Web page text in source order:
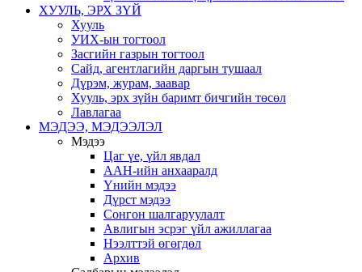
ХУУЛЬ, ЭРХ ЗҮЙ
Хууль
УИХ-ын тогтоол
Засгийн газрын тогтоол
Сайд, агентлагийн даргын тушаал
Дүрэм, журам, заавар
Хууль, эрх зүйн баримт бичгийн төсөл
Лавлагаа
МЭДЭЭ, МЭДЭЭЛЭЛ
Мэдээ
Цаг үе, үйл явдал
ААН-ийн анхааралд
Үнийн мэдээ
Дүрст мэдээ
Сонгон шалгаруулалт
Авлигын эсрэг үйл ажиллагаа
Нээлттэй өгөгдөл
Архив